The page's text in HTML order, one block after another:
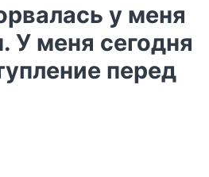
у меня
У меня сегодня
перед